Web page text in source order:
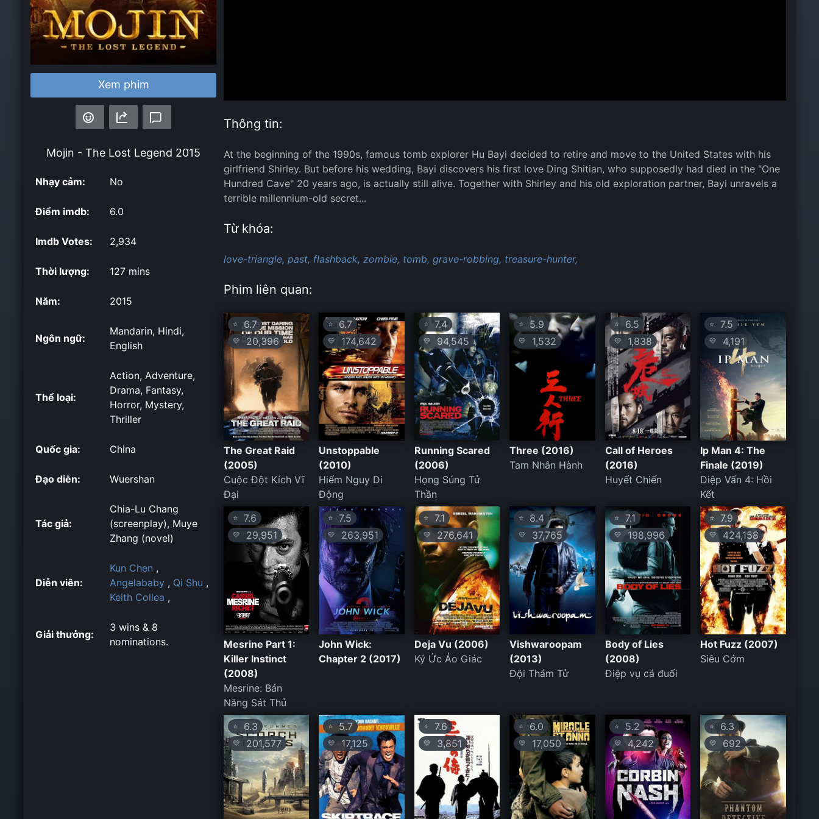
Xem phim
Mojin - The Lost Legend 2015
Nhạy cảm: No
Điểm imdb: 6.0
Imdb Votes: 2,934
Thời lượng: 127 mins
Năm: 2015
Ngôn ngữ:
Mandarin, Hindi,
English
Thể loại:
Action, Adventure,
Drama, Fantasy,
Horror, Mystery,
Thriller
Quốc gia: China
Đạo diễn: Wuershan
Tác giả:
Chia-Lu Chang
(screenplay), Muye
Zhang (novel)
Diễn viên:
Kun Chen ,
Angelababy , Qi Shu ,
Keith Collea ,
Giải thưởng:
3 wins & 8
nominations.
Thông tin:
At the beginning of the 1990s, famous tomb explorer Hu Bayi decided to retire and move to the United States with his
girlfriend Shirley. But before his wedding, Bayi discovers his first love Ding Shitian, who supposedly had died in the "One
Hundred Cave" 20 years ago, is actually still alive. Together with Shirley and his old exploration partner, Bayi unravels a
terrible millennium-old secret...
Từ khóa:
love-triangle, past, flashback, zombie, tomb, grave-robbing, treasure-hunter,
Phim liên quan:
⭐ 6.7
💛 20,396
The Great Raid
(2005)
Cuộc Đột Kích Vĩ
Đại
⭐ 6.7
💛 174,642
Unstoppable
(2010)
Hiểm Nguy Di
Động
⭐7.4
💛 94,545
Running Scared
(2006)
Họng Súng Tử
Thần
⭐ 5.9
💛 1,532
Three (2016)
Tam Nhân Hành
⭐6.5
💛 1,838
Call of Heroes
(2016)
Huyết Chiến
⭐ 7.5
💛 4,191
Ip Man 4: The
Finale (2019)
Diệp Vấn 4: Hồi
Kết
⭐ 7.6
💛 29,951
Mesrine Part 1:
Killer Instinct
(2008)
Mesrine: Bản
Năng Sát Thủ
⭐ 7.5
💛 263,951
John Wick:
Chapter 2 (2017)
⭐7.1
💛 276,641
Deja Vu (2006)
Ký Ức Ảo Giác
⭐ 8.4
💛 37,765
Vishwaroopam
(2013)
Đội Thám Tử
⭐7.1
💛 198,996
Body of Lies
(2008)
Điệp vụ cá đuối
⭐ 7.9
💛 424,158
Hot Fuzz (2007)
Siêu Cớm
⭐ 6.3
💛 201,577
⭐ 5.7
💛 17,125
⭐7.6
💛 3,851
⭐ 6.0
💛 17,050
⭐5.2
💛 4,242
⭐ 6.3
💛 692